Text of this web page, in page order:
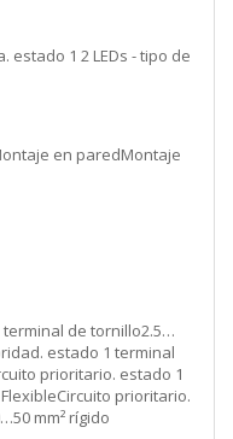
estado 1 2 LEDs - tipo de
en paredMontaje
de tornillo2.5…
estado 1 terminal
prioritario. estado 1
prioritario.
mm² rígido